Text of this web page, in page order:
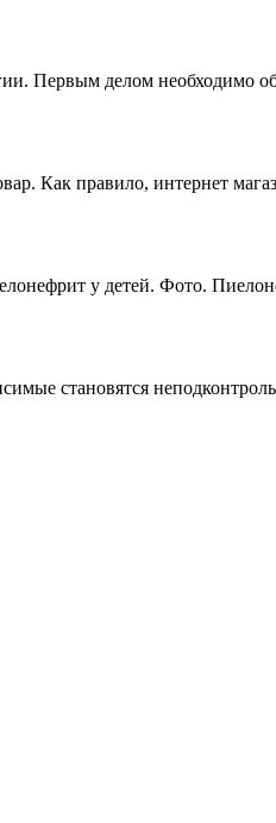
Первым делом необходимо
Как правило, интернет
у детей. Фото.
становятся